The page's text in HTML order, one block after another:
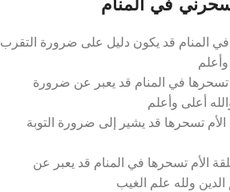
المنام قد يكون دليل على ضرورة التقرب
تسحرها في المنام قد يعبر عن ضرورة
أعلى وأعلم
الأم تسحرها قد يشير إلى ضرورة التوبة
الأم تسحرها في المنام قد يعبر عن
ولله علم الغيب